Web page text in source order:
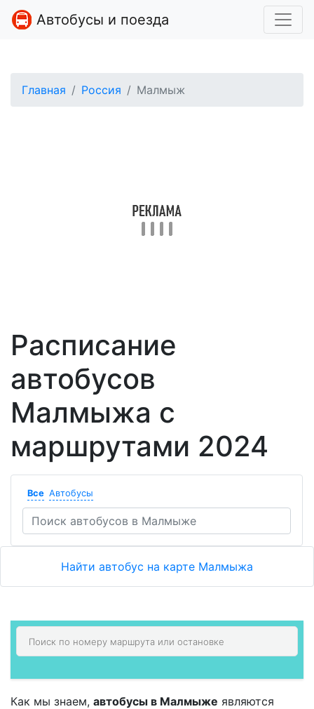
Автобусы и поезда
Главная Россия Малмыж
Расписание
автобусов
Малмыжа с
маршрутами 2024
Все Автобусы
Найти автобус на карте Малмыжа
Как мы знаем, автобусы в Малмыже являются